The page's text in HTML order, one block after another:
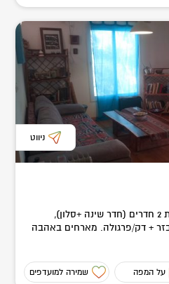
ניווט
יחידת האירוח מקסימה שכוללת 2 חדרים (חדר שינה +סלון),
+ דק/פרגולה. מארחים באהבה
על המפה שמירה למועדפים